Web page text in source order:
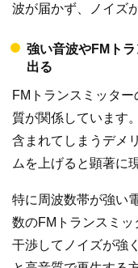
波が届かず、ノイズ
強い音波やFMト
出る
FMトランスミッタ
質が関係しています
含まれてしまうデメ
ムを上げると顕著に
特に周波数帯が強い
数のFMトランスミ
干渉してノイズが強